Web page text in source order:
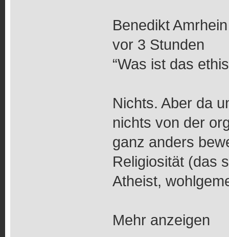
Benedikt Amrhein
vor 3 Stunden
“Was ist das
Nichts. Aber da
nichts von der
ganz anders
Religiosität (das
Atheist,
Mehr anzeigen